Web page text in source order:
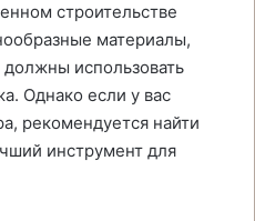
строительстве
материалы,
использовать
Однако если у вас
рекомендуется найти
инструмент для